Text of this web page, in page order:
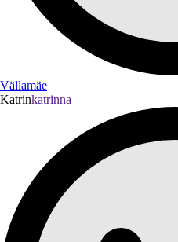
Vällamäe
Katrinkatrinna